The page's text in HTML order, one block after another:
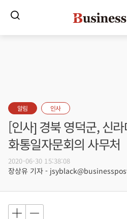
알림 인사
[인사] 경북 영덕군, 신
화통일자문회의 사무처
2020-06-30 15:38:08
장상유 기자 -